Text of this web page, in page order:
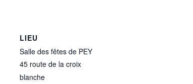
LIEU
Salle des fêtes de PEY
45 route de la croix
blanche